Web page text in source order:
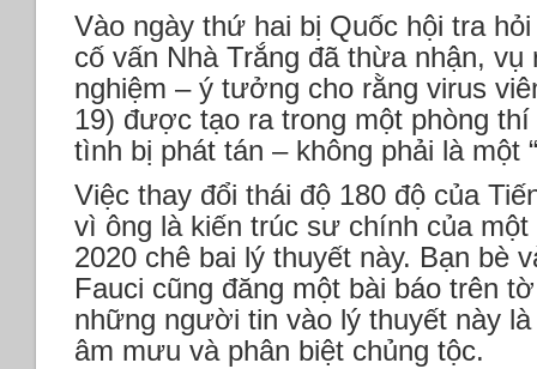
Vào ngày thứ hai bị Quốc hội tra
cố vấn Nhà Trắng đã thừa nhận, vụ
nghiệm – ý tưởng cho rằng virus
19) được tạo ra trong một phòng
tình bị phát tán – không phải là một
Việc thay đổi thái độ 180 độ của
vì ông là kiến ​​trúc sư chính của
2020 chê bai lý thuyết này. Bạn bè
Fauci cũng đăng một bài báo trên
những người tin vào lý thuyết này
âm mưu và phân biệt chủng tộc.